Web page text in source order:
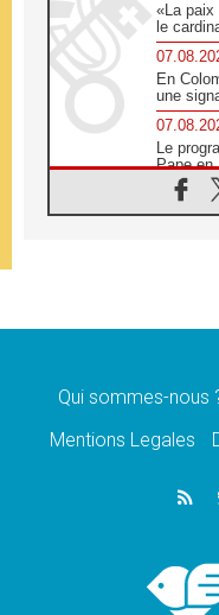
«La paix
le
En
une
Le
Pape en
1ère
pour
Qui sommes-nous
Mentions Legales